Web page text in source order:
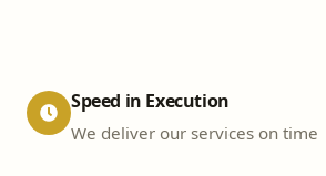
Speed in Execution
We deliver our services on time